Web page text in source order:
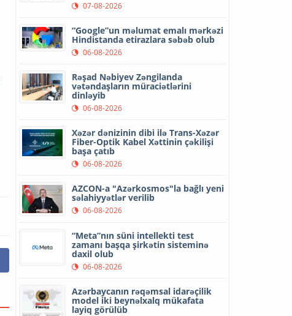
07-08-2026
“Google”un məlumat emalı mərkəzi
Hindistanda etirazlara səbəb olub
06-08-2026
Rəşad Nəbiyev Zəngilanda
vətəndaşların müraciətlərini
dinləyib
06-08-2026
Xəzər dənizinin dibi ilə Trans-Xəzər
Fiber-Optik Kabel Xəttinin çəkilişi
başa çatıb
06-08-2026
AZCON-a "Azərkosmos"la bağlı yeni
səlahiyyətlər verilib
06-08-2026
“Meta”nın süni intellekti test
zamanı başqa şirkətin sisteminə
daxil olub
06-08-2026
Azərbaycanın rəqəmsal idarəçilik
model iki beynəlxalq mükafata
layiq görülüb